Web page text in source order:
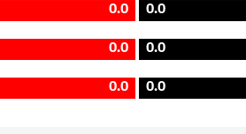
0.0 0.0
0.0 0.0
0.0 0.0